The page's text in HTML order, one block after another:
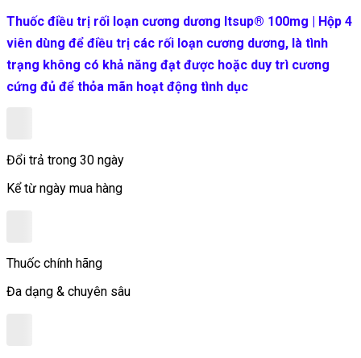
Thuốc điều trị rối loạn cương dương Itsup® 100mg | Hộp 4
viên dùng để điều trị các rối loạn cương dương, là tình
trạng không có khả năng đạt được hoặc duy trì cương
cứng đủ để thỏa mãn hoạt động tình dục
Đổi trả trong 30 ngày
Kể từ ngày mua hàng
Thuốc chính hãng
Đa dạng & chuyên sâu